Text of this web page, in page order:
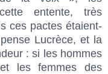
entente, très
ces pactes étaient-
Lucrèce, et la
: si les hommes
les femmes des